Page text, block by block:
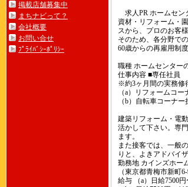
掲載店舗募集中
まちナビって？
会社概要
お問い合せ
ﾌﾟﾗｲﾊﾞｼｰﾎﾟﾘｼｰ
求人PR ホームセン
資材・リフォーム・
スから、プロのお客
そのため、各分野で
60歳からの再雇用制
職種 ホームセンター
仕事内容 ■専任社員
※約3ヶ月間の実務修
（a）リフォームコー
（b）自転車コーナー
建築リフォーム・電
活かして下さい。専
ます。
また接客では、一般
りと、よきアドバイ
勤務地 カインズホ
（東京都青梅市新町6-
給与 （a）日給7500円